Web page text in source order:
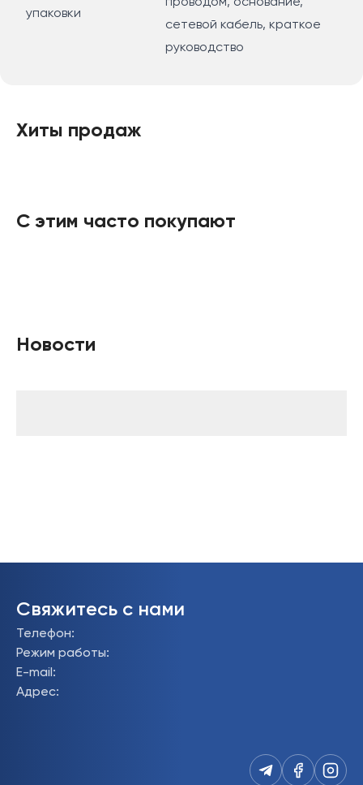
упаковки
сетевой кабель, краткое
руководство
Хиты продаж
С этим часто покупают
Новости
Свяжитесь с нами
Телефон:
Режим работы:
E-mail :
Адрес: